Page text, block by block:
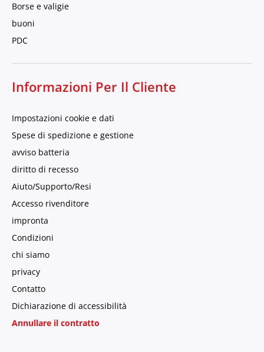
Borse e valigie
buoni
PDC
Informazioni Per Il Cliente
Impostazioni cookie e dati
Spese di spedizione e gestione
avviso batteria
diritto di recesso
Aiuto/Supporto/Resi
Accesso rivenditore
impronta
Condizioni
chi siamo
privacy
Contatto
Dichiarazione di accessibilità
Annullare il contratto